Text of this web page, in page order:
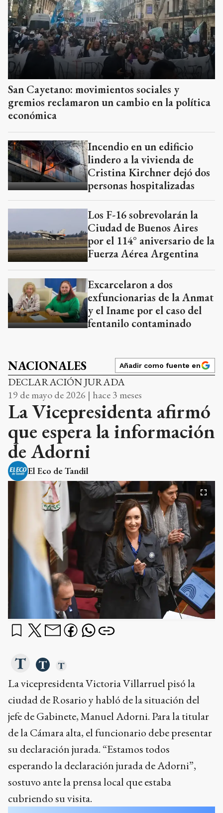
San Cayetano: movimientos sociales y
gremios reclamaron un cambio en la política
económica
Incendio en un edificio
lindero a la vivienda de
Cristina Kirchner dejó dos
personas hospitalizadas
Los F-16 sobrevolarán la
Ciudad de Buenos Aires
por el 114° aniversario de la
Fuerza Aérea Argentina
Excarcelaron a dos
exfuncionarias de la Anmat
y el Iname por el caso del
fentanilo contaminado
NACIONALES Añadir como fuente en
DECLARACIÓN JURADA
19 de mayo de 2026 | hace 3 meses
La Vicepresidenta afirmó
que espera la información
de Adorni
El Eco de Tandil
La vicepresidenta Victoria Villarruel pisó la
ciudad de Rosario y habló de la situación del
jefe de Gabinete, Manuel Adorni. Para la titular
de la Cámara alta, el funcionario debe presentar
su declaración jurada. “Estamos todos
esperando la declaración jurada de Adorni”,
sostuvo ante la prensa local que estaba
cubriendo su visita.